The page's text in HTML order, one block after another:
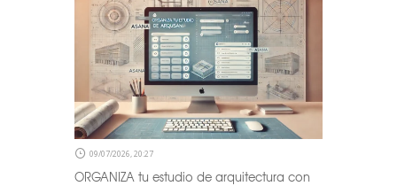
09/07/2026, 20:27
ORGANIZA tu estudio de arquitectura con